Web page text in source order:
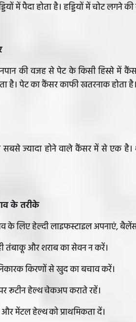
में पैदा होता है। हड्डियों में चोट लगने
की वजह से पेट के किसी हिस्से में
है। पेट का कैंसर काफी खतरनाक होता है।
ज्यादा होने वाले कैंसर में से एक
के तरीके
के लिए हेल्दी लाइफस्टाइल अपनाएं,
तंबाकू और शराब का सेवन न करें।
किरणों से खुद का बचाव करें।
रूटीन हेल्थ चेकअप कराते रहें।
मेंटल हेल्थ को प्राथमिकता दें।